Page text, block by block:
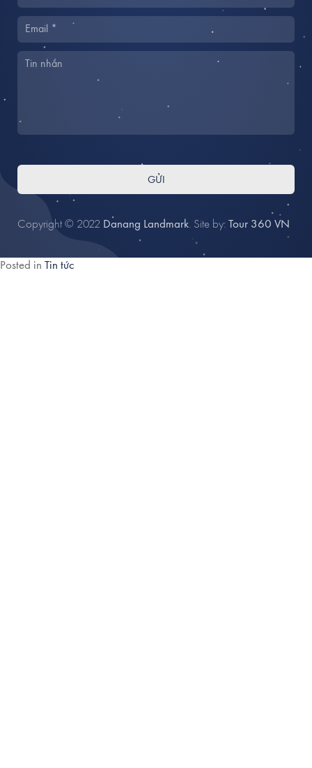
GỬI
Copyright © 2022 Danang Landmark. Site by: Tour 360 VN
Posted in Tin tức